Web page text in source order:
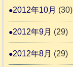
2012年10月 (30)
2012年9月 (29)
2012年8月 (29)